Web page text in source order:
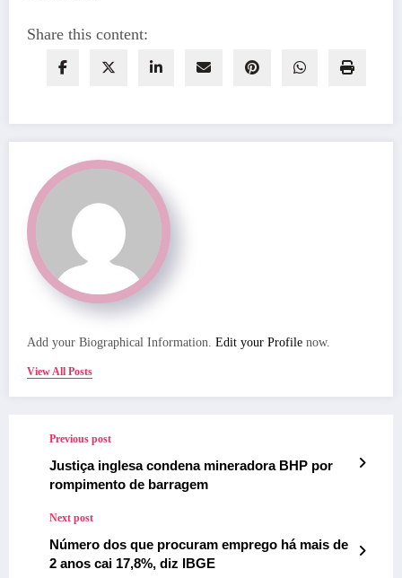
Share this content:
Add your Biographical Information. Edit your Profile now.
View All Posts
Previous post
Justiça inglesa condena mineradora BHP por
rompimento de barragem
Next post
Número dos que procuram emprego há mais de
2 anos cai 17,8%, diz IBGE